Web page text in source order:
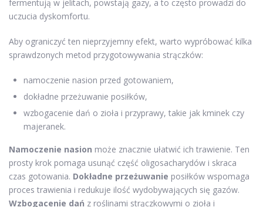
fermentują w jelitach, powstają gazy, a to często prowadzi do
uczucia dyskomfortu.
Aby ograniczyć ten nieprzyjemny efekt, warto wypróbować kilka
sprawdzonych metod przygotowywania strączków:
namoczenie nasion przed gotowaniem,
dokładne przeżuwanie posiłków,
wzbogacenie dań o zioła i przyprawy, takie jak kminek czy
majeranek.
Namoczenie nasion może znacznie ułatwić ich trawienie. Ten
prosty krok pomaga usunąć część oligosacharydów i skraca
czas gotowania. Dokładne przeżuwanie posiłków wspomaga
proces trawienia i redukuje ilość wydobywających się gazów.
Wzbogacenie dań z roślinami strączkowymi o zioła i